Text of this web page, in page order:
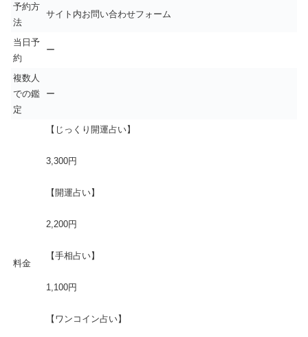
予約方
法
サイト内お問い合わせフォーム
当日予
約
ー
複数人
での鑑
定
ー
料金
【じっくり開運占い】
3,300円
【開運占い】
2,200円
【手相占い】
1,100円
【ワンコイン占い】